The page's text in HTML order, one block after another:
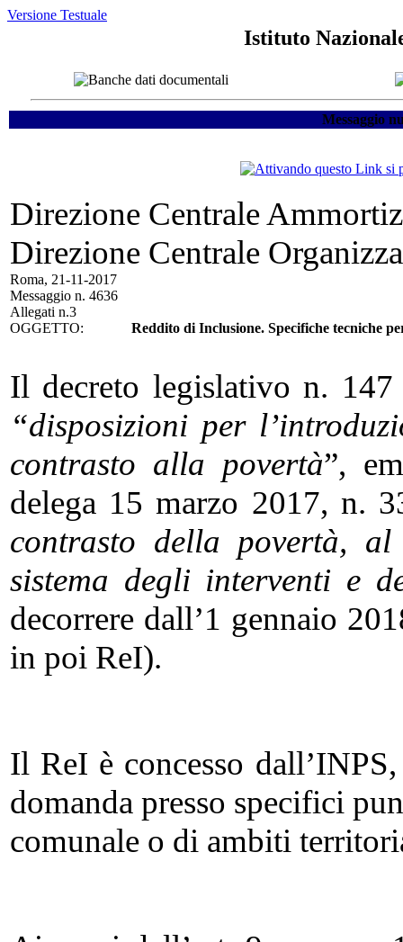
Versione Testuale
Istituto
Messaggio
Direzione Centrale
Direzione Centrale
Roma, 21-11-2017
Messaggio n. 4636
Allegati n.3
OGGETTO:
Reddito di Inclusione. Specifiche tecniche
Il decreto legislativo n.
“disposizioni per
contrasto alla povertà”,
delega 15 marzo 2017, n.
contrasto della povertà,
sistema degli interventi e
decorrere dall’1 gennaio
in poi ReI).
Il ReI è concesso
domanda presso specifici
comunale o di ambiti